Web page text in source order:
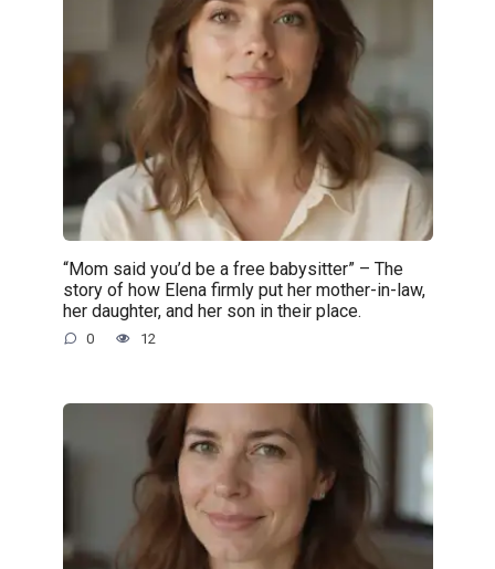
“Mom said you’d be a free babysitter” – The
story of how Elena firmly put her mother-in-law,
her daughter, and her son in their place.
0 12